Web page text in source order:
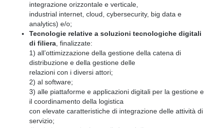
integrazione orizzontale e verticale,
industrial internet, cloud, cybersecurity, big data e
analytics) e/o;
Tecnologie relative a soluzioni tecnologiche digitali
di filiera, finalizzate:
1) all’ottimizzazione della gestione della catena di
distribuzione e della gestione delle
relazioni con i diversi attori;
2) al software;
3) alle piattaforme e applicazioni digitali per la gestione e
il coordinamento della logistica
con elevate caratteristiche di integrazione delle attività di
servizio;